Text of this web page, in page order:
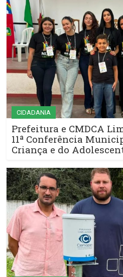
CIDADANIA
Prefeitura e CMDCA
11ª Conferência
Criança e do